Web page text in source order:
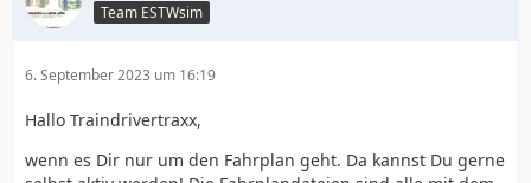
Team ESTWsim
6. September 2023 um 16:19
Hallo Traindrivertraxx,
wenn es Dir nur um den Fahrplan geht. Da kannst Du gerne